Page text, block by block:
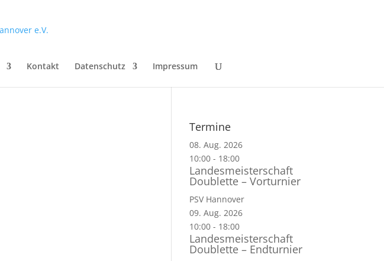
Kontakt Datenschutz Impressum
Termine
08. Aug. 2026
10:00 - 18:00
Landesmeisterschaft
Doublette – Vorturnier
PSV Hannover
09. Aug. 2026
10:00 - 18:00
Landesmeisterschaft
Doublette – Endturnier